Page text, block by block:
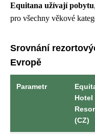
Equitana užívají pobytu
pro všechny věkové
Srovnání
Evropě
Parametr
Hotel
(CZ)